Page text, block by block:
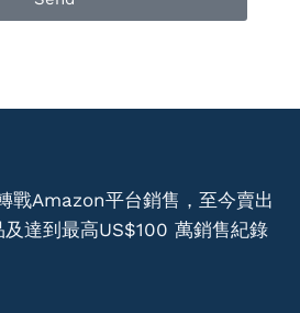
戰Amazon平台銷售，至今賣出
達到最高US$100 萬銷售紀錄